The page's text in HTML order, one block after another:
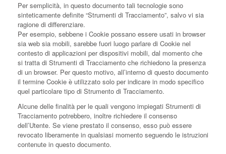
Per semplicità, in questo documento tali tecnologie sono
sinteticamente definite “Strumenti di Tracciamento”, salvo vi sia
ragione di differenziare.
Per esempio, sebbene i Cookie possano essere usati in browser
sia web sia mobili, sarebbe fuori luogo parlare di Cookie nel
contesto di applicazioni per dispositivi mobili, dal momento che
si tratta di Strumenti di Tracciamento che richiedono la presenza
di un browser. Per questo motivo, all’interno di questo documento
il termine Cookie è utilizzato solo per indicare in modo specifico
quel particolare tipo di Strumento di Tracciamento.
Alcune delle finalità per le quali vengono impiegati Strumenti di
Tracciamento potrebbero, inoltre richiedere il consenso
dell’Utente. Se viene prestato il consenso, esso può essere
revocato liberamente in qualsiasi momento seguendo le istruzioni
contenute in questo documento.